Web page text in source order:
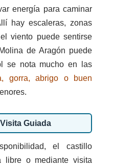
energía para caminar
hay escaleras, zonas
viento puede sentirse
de Aragón puede
se nota mucho en las
gorra, abrigo o buen
Guiada
el castillo
libre o mediante visita